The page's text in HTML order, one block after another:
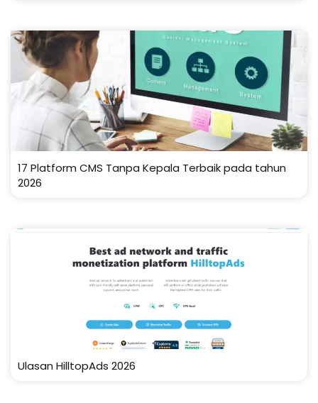
17 Platform CMS Tanpa Kepala Terbaik pada tahun
2026
Ulasan HilltopAds 2026